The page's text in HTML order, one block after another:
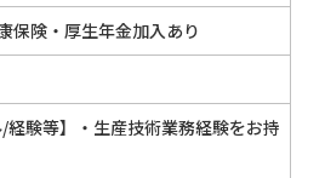
保険・厚生年金加入あり
/経験等】・生産技術業務経験をお持